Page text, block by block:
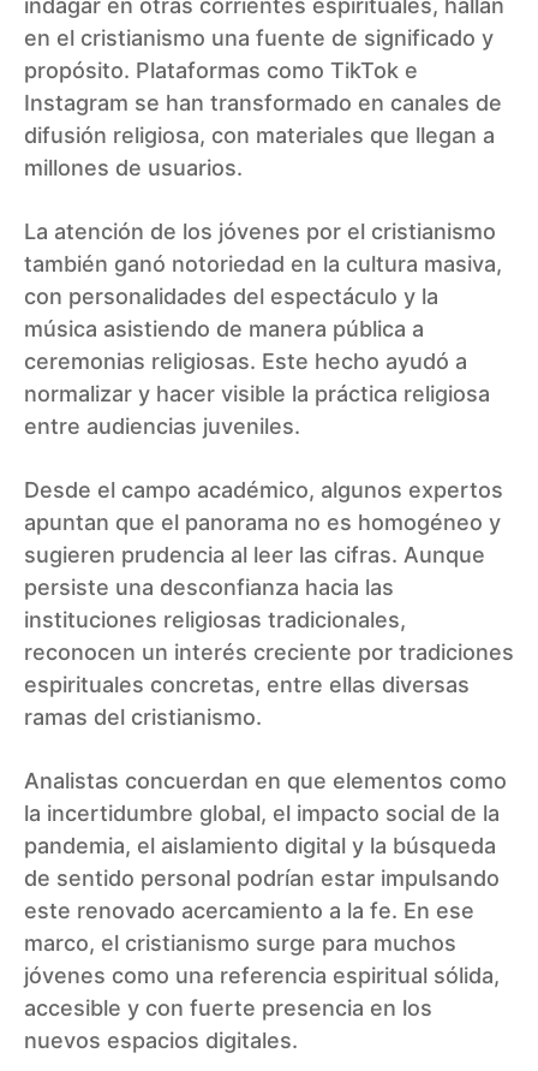
indagar en otras corrientes espirituales, hallan
en el cristianismo una fuente de significado y
propósito. Plataformas como TikTok e
Instagram se han transformado en canales de
difusión religiosa, con materiales que llegan a
millones de usuarios.
La atención de los jóvenes por el cristianismo
también ganó notoriedad en la cultura masiva,
con personalidades del espectáculo y la
música asistiendo de manera pública a
ceremonias religiosas. Este hecho ayudó a
normalizar y hacer visible la práctica religiosa
entre audiencias juveniles.
Desde el campo académico, algunos expertos
apuntan que el panorama no es homogéneo y
sugieren prudencia al leer las cifras. Aunque
persiste una desconfianza hacia las
instituciones religiosas tradicionales,
reconocen un interés creciente por tradiciones
espirituales concretas, entre ellas diversas
ramas del cristianismo.
Analistas concuerdan en que elementos como
la incertidumbre global, el impacto social de la
pandemia, el aislamiento digital y la búsqueda
de sentido personal podrían estar impulsando
este renovado acercamiento a la fe. En ese
marco, el cristianismo surge para muchos
jóvenes como una referencia espiritual sólida,
accesible y con fuerte presencia en los
nuevos espacios digitales.